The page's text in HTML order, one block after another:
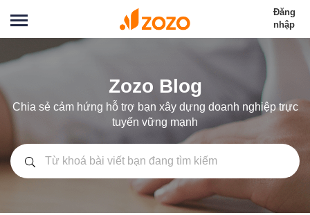
Đăng
nhập
Zozo Blog
Chia sẻ cảm hứng hỗ trợ bạn xây dựng doanh nghiệp trực
tuyến vững mạnh